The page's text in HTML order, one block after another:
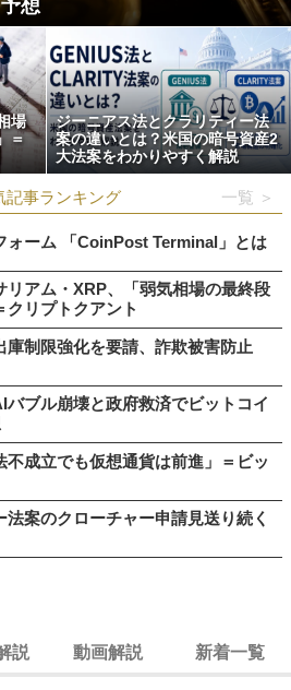
想
場
＝
ジーニアス法とクラリティー法
案の違いとは？米国の暗号資産2
大法案をわかりやすく解説
記事ランキング 一覧 ＞
ォーム 「CoinPost Terminal」とは
リアム・XRP、「弱気相場の最終段
クリプトクアント
庫制限強化を要請、詐欺被害防止
バブル崩壊と政府救済でビットコイ
不成立でも仮想通貨は前進」＝ビッ
案のクローチャー申請見送り続く
説 動画解説 新着一覧